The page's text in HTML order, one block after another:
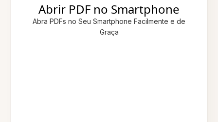
Abrir PDF no Smartphone
Abra PDFs no Seu Smartphone Facilmente e de
Graça